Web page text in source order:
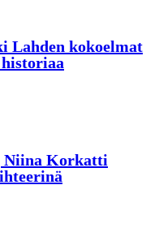
Lahden kokoelmat
Niina Korkatti